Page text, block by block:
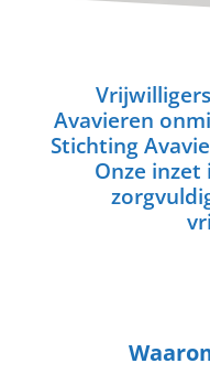
Avavieren
Stichting
Onze inzet